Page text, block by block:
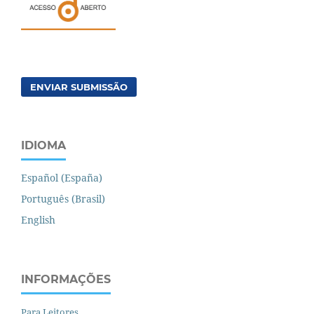
ENVIAR SUBMISSÃO
IDIOMA
Español (España)
Português (Brasil)
English
INFORMAÇÕES